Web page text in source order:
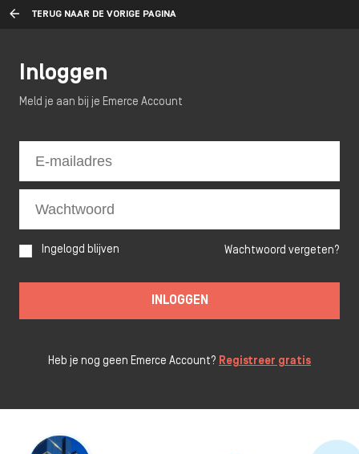
TERUG NAAR DE VORIGE PAGINA
Inloggen
Meld je aan bij je Emerce Account
Ingelogd blijven Wachtwoord vergeten?
INLOGGEN
Heb je nog geen Emerce Account? Registreer gratis